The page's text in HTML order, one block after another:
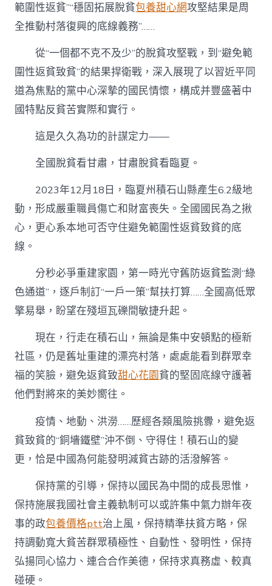
範圍性返貧”“穩固拓展脫貧包養甜心網攻堅結果是周
全推動村落復興的底線義務”……
從“一個都不克不及少”的脫貧攻堅戰，到“避免範
圍性返貧致貧”的結果捍衛戰，深入展現了以習近平同
道為焦點的黨中心深摯的國民情懷，構成并豐盛著中
國特點反貧苦實際和實行。
這是久久為功的計謀定力——
全國脫貧看甘肅，甘肅脫貧看臨夏。
2023年12月18日，臨夏州積石山縣產生6.2級地
動，形成嚴重職員傷亡和財富喪失。全國國民為之揪
心，更心系本地可否守住避免範圍性返貧致貧的底
線。
分秒必爭重建家園，第一時光守舊防返貧監測“綠
色通道”，逐戶制訂“一戶一策”幫扶打算……全國高低眾
擎易舉，盼望在殘垣瓦礫間敏捷升起。
現在，行走在積石山，無論是集中安頓點的極新
社區，仍是舊址重建的漂亮村落，處處能看到群眾幸
福的笑臉，避免返貧致甜心花園貧的堅固底線守護著
他們對將來的美妙嚮往。
疫情、地動、洪澇……歷經各類風險挑釁，避免返
貧致貧的“銅墻鐵壁”沖不倒、守得住！積石山的變
更，恰是中國為何能發明減貧古跡的活潑解答。
保持黨的引導，保持以國民為中間的成長思惟，
保持施展我國社會主義軌制可以或許集中氣力辦年夜
事的政包養價格ptt治上風，保持精準扶貧方略，保
持調動寬大貧苦群眾積極性、自動性、發明性，保持
弘揚同心協力、連合合作美德，保持求真務虛、較真
碰硬。